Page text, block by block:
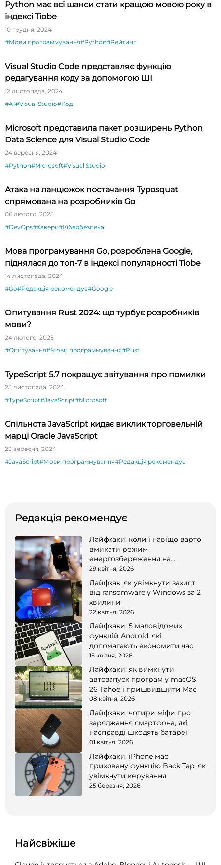
Python має всі шанси стати кращою мовою року в
індексі Tiobe
10 грудня, 2024
#Мови программування#Python#Рейтинг
Visual Studio Code представляє функцію
редагування коду за допомогою ШI
12 листопада, 2024
#AI#Visual Studio#Код
Microsoft представила пакет розширень Python
Data Science для Visual Studio Code
24 вересня, 2024
#Python#Microsoft#Visual Studio
Атака на ланцюжок постачання Typosquat
спрямована на розробників Go
06 лютого, 2025
#DevOps#Хакери#Кібербезпека
Мова програмування Go, розроблена Google,
піднялася до топ-7 в індексі популярності Tiobe
14 листопада, 2024
#Go#Редакція рекомендує#Google
Опитування Rust 2024: що турбує розробників
мови?
24 лютого, 2025
#Опитування#Мови программування#Rust
TypeScript 5.7 покращує звітування про помилки
25 листопада, 2024
#TypeScript#JavaScript#Microsoft
Спільнота JavaScript кидає виклик торговельній
марці Oracle JavaScript
23 вересня, 2024
#JavaScript#Мови программування#Редакція рекомендує
Редакція рекомендує
Лайфхаки: коли і навіщо варто
вмикати режим
енергозбереження на
смартфоні
29 квітня, 2026
Лайфхак: як увімкнути захист
від ransomware у Windows за 2
хвилини
22 квітня, 2026
Лайфхаки: 5 маловідомих
функцій Android, які
допомагають економити час
15 квітня, 2026
Лайфхаки: як вимкнути
автозапуск програм у macOS
26 Tahoe і пришвидшити Mac
08 квітня, 2026
Лайфхаки: чотири міфи про
заряджання смартфона, які
насправді шкодять батареї
01 квітня, 2026
Лайфхаки. iPhone має
приховану функцію Back Tap: як
увімкнути керування
25 березня, 2026
Найсвіжіше